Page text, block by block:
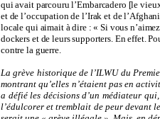
qui avait parcouru l’Embarcadero [le
et de l’occupation de l’Irak et de
locale qui aimait à dire : « Si vous
dockers et de leurs supporters. En effet.
contre la guerre.
La grève historique de l’ILWU du
montrant qu’elles n’étaient pas en
a défié les décisions d’un médiateur
l’édulcorer et tremblait de peur devant